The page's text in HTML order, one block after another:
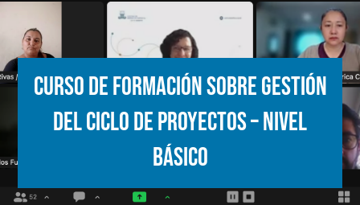
Curso de formación sobre gestión
del ciclo de proyectos – Nivel
básico